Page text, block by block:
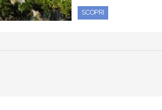
SCOPRI